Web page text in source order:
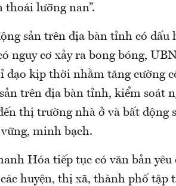
thoái lưỡng nan”.
sản trên địa bàn tỉnh có dấu
nguy cơ xảy ra bong bóng,
đạo kịp thời nhằm tăng cường
trên địa bàn tỉnh, kiểm soát
thị trường nhà ở và bất động
minh bạch.
Hóa tiếp tục có văn bản yêu
huyện, thị xã, thành phố tập